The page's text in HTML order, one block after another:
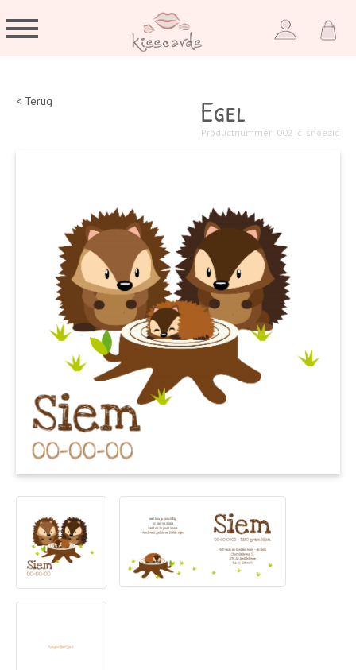
< Terug Egel
Productnummer: 002_c_snoezig